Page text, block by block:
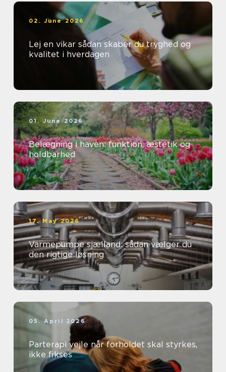
02. June 2026
Lej en vikar sådan skaber du tryghed og
kvalitet i hverdagen
01. June 2026
Belægning i haven: funktion, æstetik og
holdbarhed
17. May 2026
Varmepumpe sjælland: sådan vælger du
den rigtige løsning
05. April 2026
Parterapi vejle når forholdet skal styrkes,
ikke fikses